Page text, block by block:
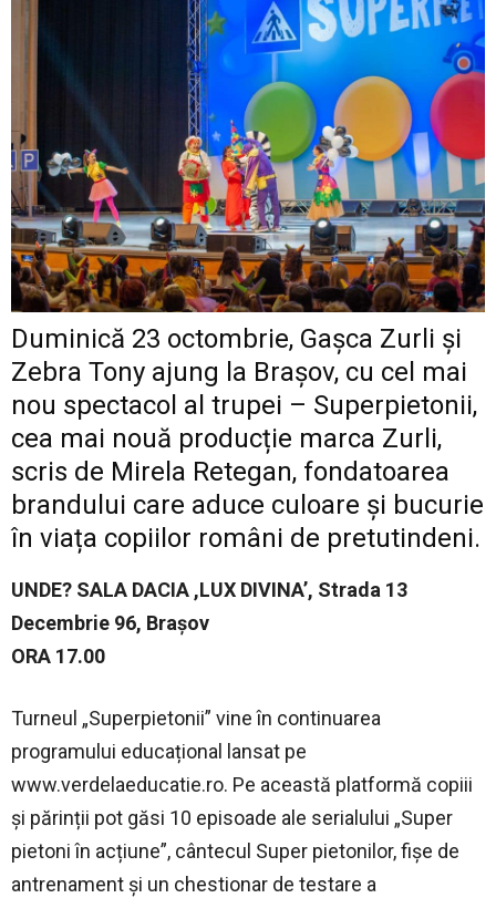
Duminică 23 octombrie, Gașca Zurli și
Zebra Tony ajung la Brașov, cu cel mai
nou spectacol al trupei – Superpietonii,
cea mai nouă producție marca Zurli,
scris de Mirela Retegan, fondatoarea
brandului care aduce culoare și bucurie
în viața copiilor români de pretutindeni.
UNDE? SALA DACIA ,LUX DIVINA’, Strada 13
Decembrie 96, Brașov
ORA 17.00
Turneul „Superpietonii” vine în continuarea
programului educațional lansat pe
www.verdelaeducatie.ro. Pe această platformă copiii
și părinții pot găsi 10 episoade ale serialului „Super
pietoni în acțiune”, cântecul Super pietonilor, fișe de
antrenament și un chestionar de testare a